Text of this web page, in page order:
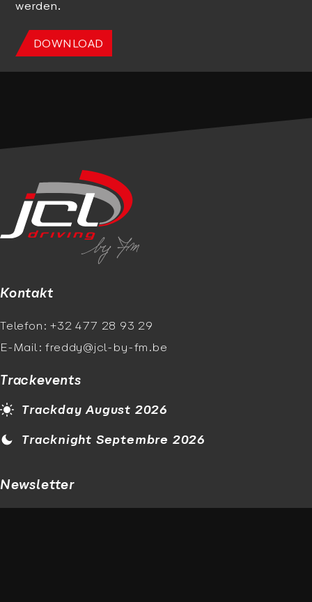
werden.
DOWNLOAD
Kontakt
Telefon: +32 477 28 93 29
E-Mail: freddy@jcl-by-fm.be
Trackevents
Trackday August 2026
Tracknight Septembre 2026
Newsletter